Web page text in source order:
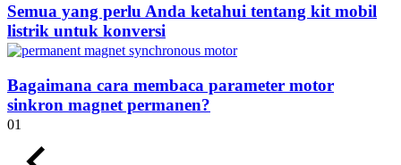
Semua yang perlu Anda ketahui tentang kit mobil
listrik untuk konversi
Bagaimana cara membaca parameter motor
sinkron magnet permanen?
01